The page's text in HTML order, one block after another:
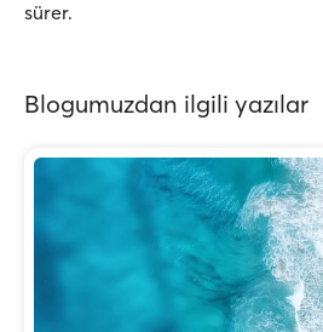
sürer.
Blogumuzdan ilgili yazılar